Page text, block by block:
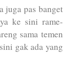
juga pas banget
ke sini rame-
sama temen
gak ada yang